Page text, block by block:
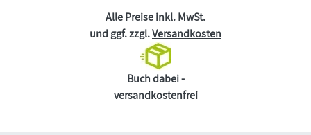
Alle Preise inkl. MwSt.
und ggf. zzgl.Versandkosten
Buch dabei -
versandkostenfrei